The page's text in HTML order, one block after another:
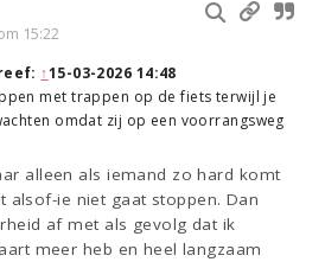
15:22
↑15-03-2026 14:48
met trappen op de fiets terwijl je
omdat zij op een voorrangsweg
alleen als iemand zo hard komt
alsof-ie niet gaat stoppen. Dan
af met als gevolg dat ik
meer heb en heel langzaam